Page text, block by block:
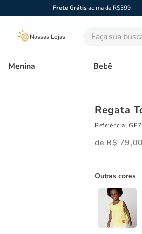
Frete Grátisacima de R$399
Nossas Lojas Faça sua busca
Menina Bebê
Regata
Referência:
R$ 79,
Outras cores